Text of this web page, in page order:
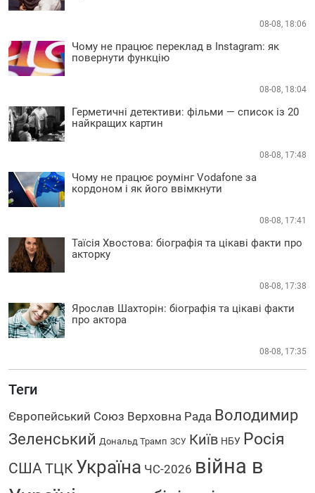
08-08, 18:06
Чому не працює переклад в Instagram: як
повернути функцію
08-08, 18:04
Герметичні детективи: фільми — список із 20
найкращих картин
08-08, 17:48
Чому не працює роумінг Vodafone за
кордоном і як його ввімкнути
08-08, 17:41
Таїсія Хвостова: біографія та цікаві факти про
акторку
08-08, 17:38
Ярослав Шахторін: біографія та цікаві факти
про актора
08-08, 17:35
Теги
Європейський Союз Верховна Рада Володимир
Зеленський Дональд Трамп ЗСУ Київ НБУ Росія
СШАТЦК Україна ЧС-2026 війна в